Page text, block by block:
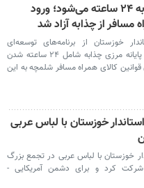
گمرک چذابه ۲۴ ساعته می‌شود؛ ورود
مسافر از چذابه آزاد شد
خوزستان از برنامه‌های توسعه‌ای
گسترده برای پایانه مرزی چذابه شامل ۲۴ ساعته شدن
کالای همراه مسافر شلمچه به این
خوزستان با لباس عربی
خوزستان با لباس عربی در تجمع بزرگ
شرکت کرد و برای دشمن آمریکایی -